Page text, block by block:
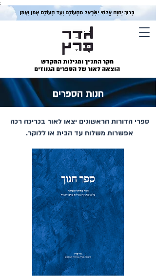
;
בָּרוּךְ יְהוָה אֱלֹהֵי יִשְׂרָאֵל מֵהָעוֹלָם וְעַד הָעוֹלָם אָמֵן וְאָמֵן
חקר התנ״ך ומגילות המקדש
הוצאה לאור של הספרים הגנוזים
חנות הספרים
ספרי הדורות הראשונים יצאו לאור בכריכה רכה
אפשרות משלוח עד הבית או ללוקר.